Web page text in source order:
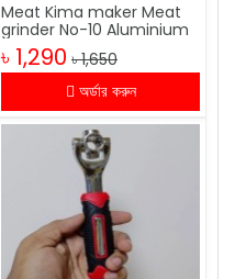
Meat Kima maker Meat
grinder No-10 Aluminium
৳ 1,290 ৳ 1,650
অর্ডার করুন